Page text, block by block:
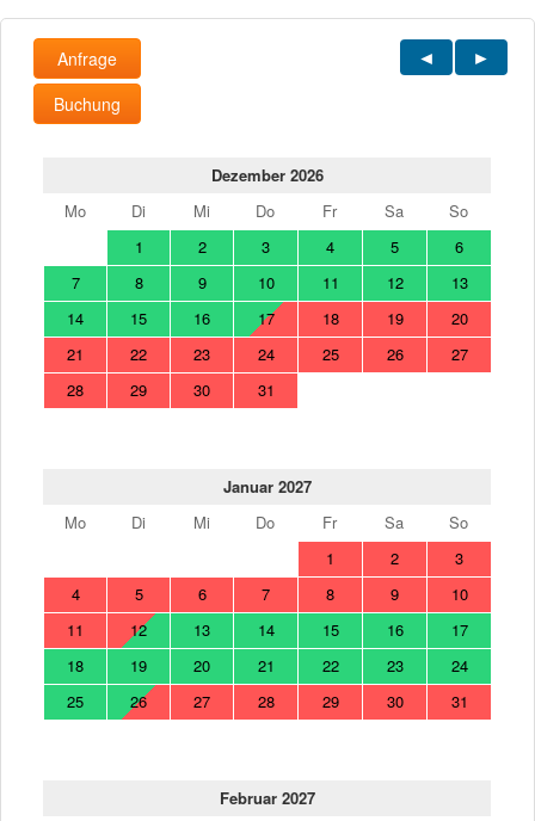
Anfrage
Buchung
Dezember 2026
Mo
Di Mi Do Fr Sa
So
1
2 3 4 5
6
7
8 9 10 11 12
13
14
15 16 17 18 19
20
21
22 23 24 25 26
27
28
29 30 31
Januar 2027
Mo
Di Mi Do Fr Sa
So
1
2
3
4
5 6 7 8 9
10
11
12 13 14 15 16
17
18
19 20 21 22 23
24
25
26 27 28 29 30 31
Februar 2027